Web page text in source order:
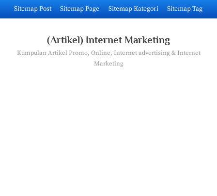
Skip
to
Sitemap Post Sitemap Page Sitemap Kategori Sitemap Tag
(Artikel) Internet Marketing
Kumpulan Artikel Promo, Online, Internet advertising & Internet
Marketing